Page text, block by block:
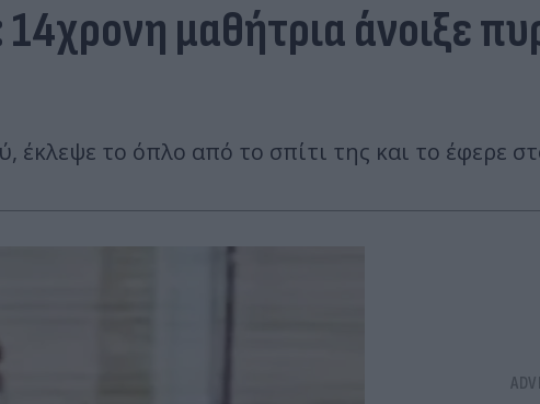
μαθήτρια άνοιξε
το όπλο από το σπίτι της και το έφερε